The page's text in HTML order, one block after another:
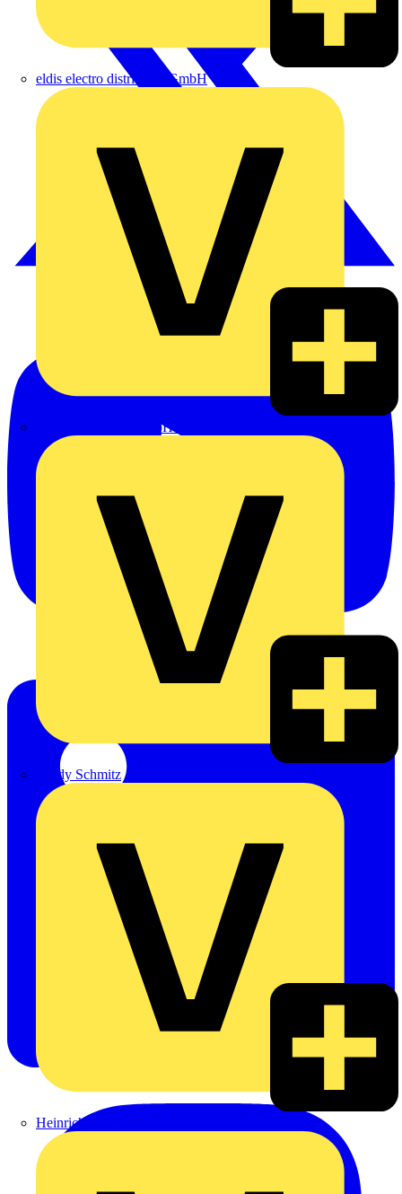
eldis electro distributor GmbH
Emil Löffelhardt GmbH & Co. KG
Hardy Schmitz
Heinrich Häusler GmbH